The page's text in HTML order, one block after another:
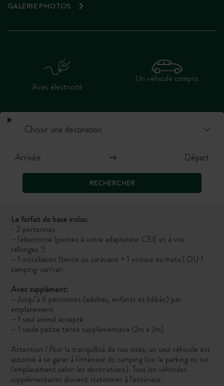
GALERIE PHOTOS
Avec électricité
Un véhicule compris
RECHERCHER
Le forfait de base inclus:
- 2 personnes
– l'électricité (pensez à votre adaptateur CEE et à vos
rallonges !)
– 1 installation (tente ou caravane + 1 voiture ou moto) OU 1
camping-car/van
Avec supplément:
– Jusqu’à 6 personnes (adultes, enfants et bébés) par
emplacement
– 1 seul animal accepté
– 1 seule petite tente supplémentaire (2m x 2m)
Attention ! Pour la tranquillité de nos sites, un seul véhicule est
autorisé à se garer à l'intérieur du camping (sur le parking ou sur
l'emplacement selon les destinations). Tous les véhicules
supplémentaires doivent stationner à l'extérieur.